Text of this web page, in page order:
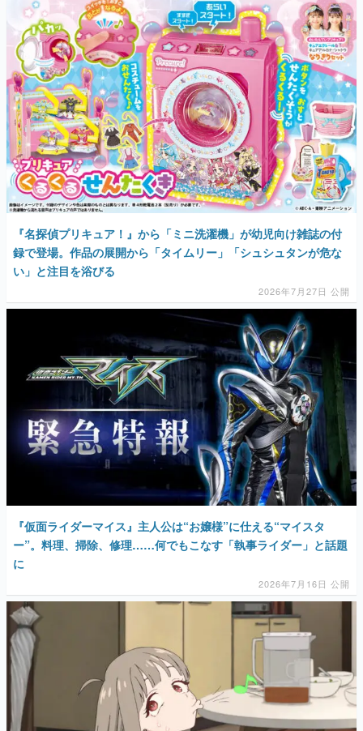
日本モバイルゲーム産業史
日本のモバイルゲーム史における主要なトピック・タイト
ルを網羅するほか、開発者へのインタビューや識者による
解説を掲載。約20年の歴史が一望できる決定版！
若ゲのいたり〜ゲームクリエイターの青春〜
『うつヌケ』『ペンと箸』等で知られるマンガ家・田中圭
一先生によるゲーム業界レポートマンガです。
なんでゲームは面白い？
ゲーム開発者・hamatsu氏がゲームの魅力を画面や操作の
具体的な形から解き明かしていく、硬派で骨太な評論連載
です。
ゲームが変えた日本語
「経験値」「裏技」「ラスボス」… ゲームにまつわる言葉
の起源や用法の変遷を、コンピューター文化史研究家・タ
イニーP氏が徹底調査。
カテゴリ
女性向け
アプリレビュー
その他
電ファミニコゲーマーとは？
『名探偵プリキュア！』から「ミニ洗濯機」が幼児向け雑誌の付
録で登場。作品の展開から「タイムリー」「シュシュタンが危な
い」と注目を浴びる
2026年7月27日 公開
『仮面ライダーマイス』主人公は“お嬢様”に仕える“マイスタ
ー”。料理、掃除、修理……何でもこなす「執事ライダー」と話題
に
2026年7月16日 公開